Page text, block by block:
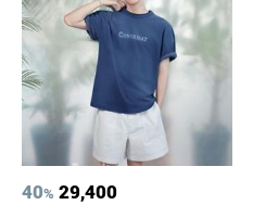
40% 29,400